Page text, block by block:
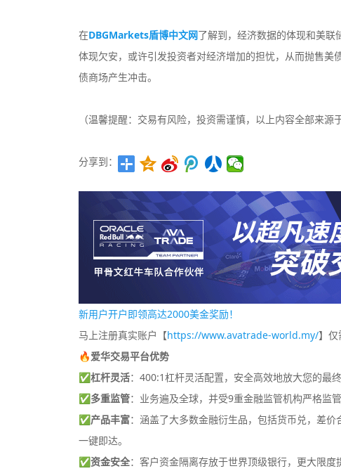
在DBGMarkets盾博中文网了解到，经济数据的体现和美
体现欠安，或许引发投资者对经济增加的担忧，从而抛售
债商场产生冲击。
（温馨提醒：交易有风险，投资需谨慎，以上内容全部来源
分享到：
新用户开户即领高达2000美金奖励！
马上注册真实账户【https://www.avatrade-world.my/】仅
🔥爱华交易平台优势
✅杠杆灵活：400:1杠杆灵活配置，安全高效地放大您的最终
✅多重监管：业务遍及全球，并受9重金融监管机构严格监
✅产品丰富：涵盖了大多数金融衍生品，包括货币兑，差
一键即达。
✅资金安全：客户资金隔离存放于世界顶级银行，更大限度